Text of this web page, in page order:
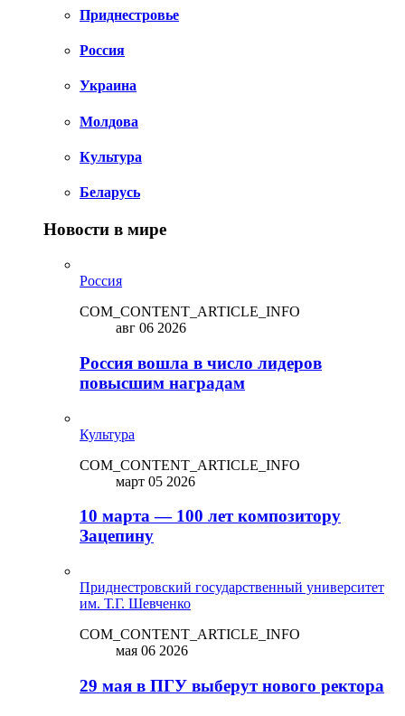
Приднестровье
Россия
Украина
Молдова
Культура
Беларусь
Новости в мире
Россия
COM_CONTENT_ARTICLE_INFO
авг 06 2026
Россия вошла в число лидеров
повысшим наградам
Культура
COM_CONTENT_ARTICLE_INFO
март 05 2026
10 марта — 100 лет композитору
Зацепину
Приднестровский государственный университет
им. Т.Г. Шевченко
COM_CONTENT_ARTICLE_INFO
мая 06 2026
29 мая в ПГУ выберут нового ректора